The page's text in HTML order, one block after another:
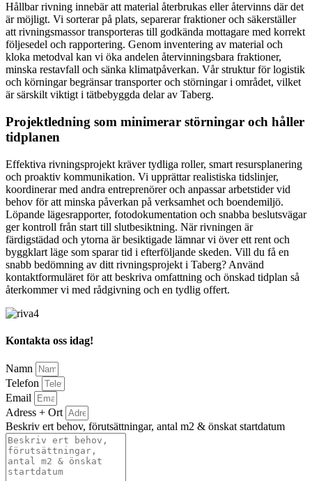
Hållbar rivning innebär att material återbrukas eller återvinns där det
är möjligt. Vi sorterar på plats, separerar fraktioner och säkerställer
att rivningsmassor transporteras till godkända mottagare med korrekt
följesedel och rapportering. Genom inventering av material och
kloka metodval kan vi öka andelen återvinningsbara fraktioner,
minska restavfall och sänka klimatpåverkan. Vår struktur för logistik
och körningar begränsar transporter och störningar i området, vilket
är särskilt viktigt i tätbebyggda delar av Taberg.
Projektledning som minimerar störningar och håller
tidplanen
Effektiva rivningsprojekt kräver tydliga roller, smart resursplanering
och proaktiv kommunikation. Vi upprättar realistiska tidslinjer,
koordinerar med andra entreprenörer och anpassar arbetstider vid
behov för att minska påverkan på verksamhet och boendemiljö.
Löpande lägesrapporter, fotodokumentation och snabba beslutsvägar
ger kontroll från start till slutbesiktning. När rivningen är
färdigstädad och ytorna är besiktigade lämnar vi över ett rent och
byggklart läge som sparar tid i efterföljande skeden. Vill du få en
snabb bedömning av ditt rivningsprojekt i Taberg? Använd
kontaktformuläret för att beskriva omfattning och önskad tidplan så
återkommer vi med rådgivning och en tydlig offert.
Kontakta oss idag!
Namn
Telefon
Email
Adress + Ort
Beskriv ert behov, förutsättningar, antal m2 & önskat startdatum